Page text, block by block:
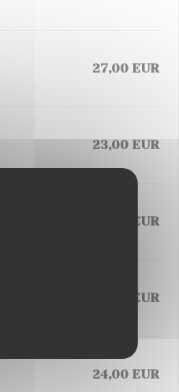
27,00 EUR
23,00 EUR
32,00 EUR
30,00 EUR
24,00 EUR